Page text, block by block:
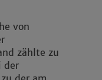
von
zählte zu
der